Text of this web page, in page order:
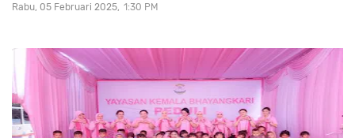
Rabu, 05 Februari 2025 1:30 PM